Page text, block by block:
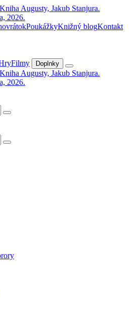
PoukážkyKnižný blogKontakt
Filmy Doplnky